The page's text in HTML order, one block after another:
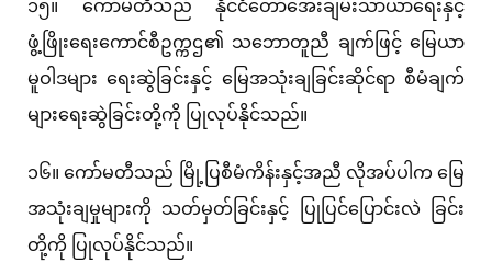
၁၅။ ကော်မတီသည် နိုင်ငံတော်အေးချမ်းသာယာရေးနှင့်
ဖွံ့ဖြိုးရေးကောင်စီဥက္ကဌ၏ သဘောတူညီ ချက်ဖြင့် မြေယာ
မူဝါဒများ ရေးဆွဲခြင်းနှင့် မြေအသုံးချခြင်းဆိုင်ရာ စီမံချက်
များရေးဆွဲခြင်းတို့ကို ပြုလုပ်နိုင်သည်။
၁၆။ ကော်မတီသည် မြို့ပြစီမံကိန်းနှင့်အညီ လိုအပ်ပါက မြေ
အသုံးချမှုများကို သတ်မှတ်ခြင်းနှင့် ပြုပြင်ပြောင်းလဲ ခြင်း
တို့ကို ပြုလုပ်နိုင်သည်။